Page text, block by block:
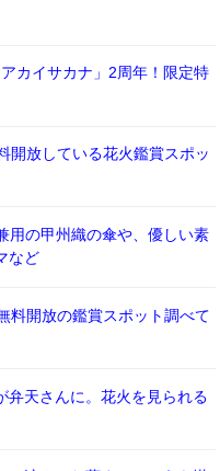
カイサカナ」2周年！限定特
開放している花火鑑賞スポッ
用の甲州織の傘や、優しい素
など
料開放の鑑賞スポット調べて
弁天さんに。花火を見られる